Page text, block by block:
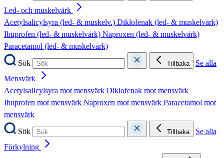
Led- och muskelvärk
Acetylsalicylsyra (led- & muskelv.) Diklofenak (led- & muskelvärk)
Ibuprofen (led- & muskelvärk) Naproxen (led- & muskelvärk)
Paracetamol (led- & muskelvärk)
Sök
Tillbaka
Se alla
Mensvärk
Acetylsalicylsyra mot mensvärk Diklofenak mot mensvärk
Ibuprofen mot mensvärk Naproxen mot mensvärk Paracetamol mot
mensvärk
Sök
Tillbaka
Se alla
Förkylning